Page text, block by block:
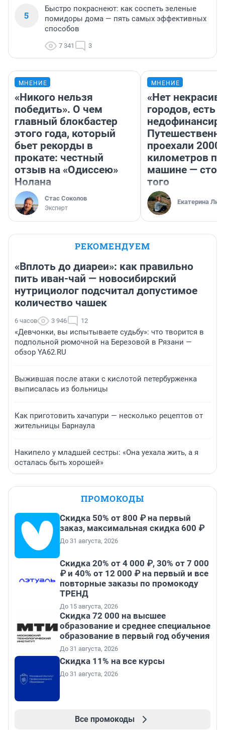
5
Быстро покраснеют: как соспеть зеленые
помидоры дома — пять самых эффективных
способов
7 341 3
МНЕНИЕ
«Никого нельзя
победить». О чем
главный блокбастер
этого года, который
бьет рекорды в
прокате: честный
отзыв на «Одиссею»
Нолана
Стас Соколов
Эксперт
МНЕНИЕ
«Нет
городов, есть
проехали 2000
километров по
машине —
того
Екатерина
РЕКОМЕНДУЕМ
«Вплоть до диареи»: как правильно
пить иван-чай — новосибирский
нутрициолог подсчитал допустимое
количество чашек
6 часов 3 946 12
«Девчонки, вы испытываете судьбу»: что творится в
подпольной рюмочной на Березовой в Рязани —
обзор YA62.RU
Выжившая после атаки с кислотой петербурженка
выписалась из больницы
Как приготовить хачапури — несколько рецептов от
жительницы Барнаула
Накипело у младшей сестры: «Она уехала жить, а я
осталась быть хорошей»
ПРОМОКОДЫ
Скидка 50% от 800 ₽ на первый
заказ, максимальная скидка 600 ₽
До 31 августа, 2026
Скидка 20% от 4 000 ₽, 30% от 7 000
₽ и 40% от 12 000 ₽ на первый и все
повторные заказы по промокоду
ТРЕНД
До 15 августа, 2026
Скидка 72 000 на высшее
образование и среднее специальное
образование в первый год обучения
До 31 августа, 2026
Скидка 11% на все курсы
До 31 августа, 2026
Все промокоды